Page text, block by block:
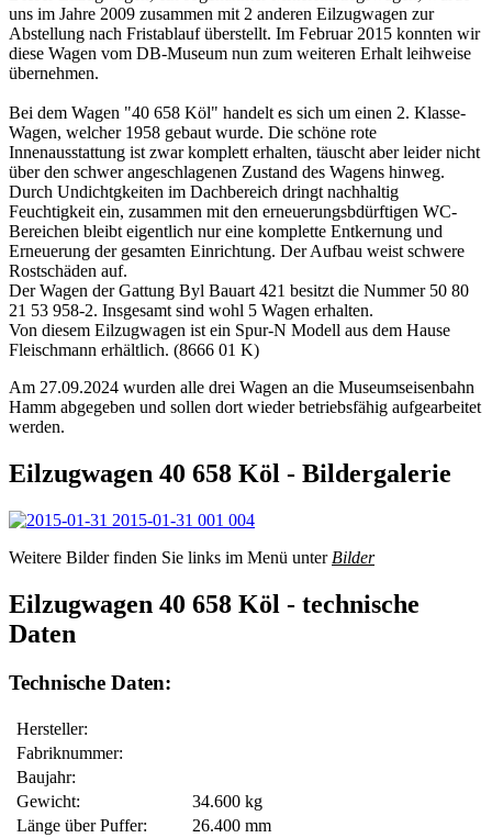
uns im Jahre 2009 zusammen mit 2 anderen Eilzugwagen zur
Abstellung nach Fristablauf überstellt. Im Februar 2015 konnten wir
diese Wagen vom DB-Museum nun zum weiteren Erhalt leihweise
übernehmen.
Bei dem Wagen "40 658 Köl" handelt es sich um einen 2. Klasse-
Wagen, welcher 1958 gebaut wurde. Die schöne rote
Innenausstattung ist zwar komplett erhalten, täuscht aber leider nicht
über den schwer angeschlagenen Zustand des Wagens hinweg.
Durch Undichtgkeiten im Dachbereich dringt nachhaltig
Feuchtigkeit ein, zusammen mit den erneuerungsbdürftigen WC-
Bereichen bleibt eigentlich nur eine komplette Entkernung und
Erneuerung der gesamten Einrichtung. Der Aufbau weist schwere
Rostschäden auf.
Der Wagen der Gattung Byl Bauart 421 besitzt die Nummer 50 80
21 53 958-2. Insgesamt sind wohl 5 Wagen erhalten.
Von diesem Eilzugwagen ist ein Spur-N Modell aus dem Hause
Fleischmann erhältlich. (8666 01 K)
Am 27.09.2024 wurden alle drei Wagen an die Museumseisenbahn
Hamm abgegeben und sollen dort wieder betriebsfähig aufgearbeitet
werden.
Eilzugwagen 40 658 Köl - Bildergalerie
Weitere Bilder finden Sie links im Menü unter Bilder
Eilzugwagen 40 658 Köl - technische
Daten
Technische Daten:
Hersteller:
Fabriknummer:
Baujahr:
Gewicht:
34.600 kg
Länge über Puffer:
26.400 mm